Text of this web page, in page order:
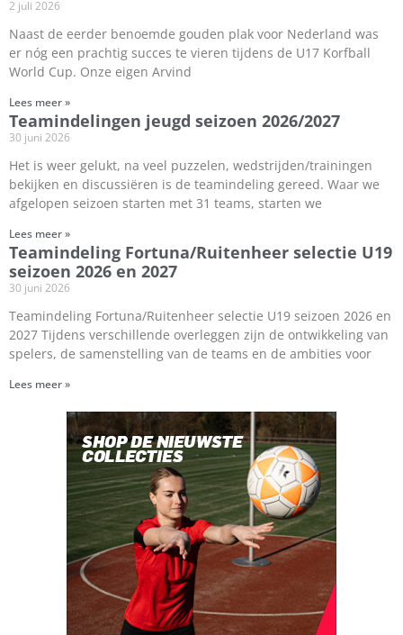
2 juli 2026
Naast de eerder benoemde gouden plak voor Nederland was
er nóg een prachtig succes te vieren tijdens de U17 Korfball
World Cup. Onze eigen Arvind
Lees meer »
Teamindelingen jeugd seizoen 2026/2027
30 juni 2026
Het is weer gelukt, na veel puzzelen, wedstrijden/trainingen
bekijken en discussiëren is de teamindeling gereed. Waar we
afgelopen seizoen starten met 31 teams, starten we
Lees meer »
Teamindeling Fortuna/Ruitenheer selectie U19
seizoen 2026 en 2027
30 juni 2026
Teamindeling Fortuna/Ruitenheer selectie U19 seizoen 2026 en
2027 Tijdens verschillende overleggen zijn de ontwikkeling van
spelers, de samenstelling van de teams en de ambities voor
Lees meer »